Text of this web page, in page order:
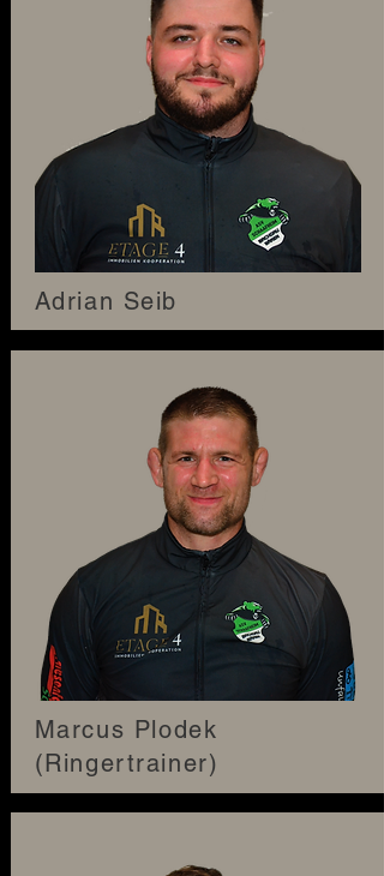
Adrian Seib
Marcus Plodek
(Ringertrainer)